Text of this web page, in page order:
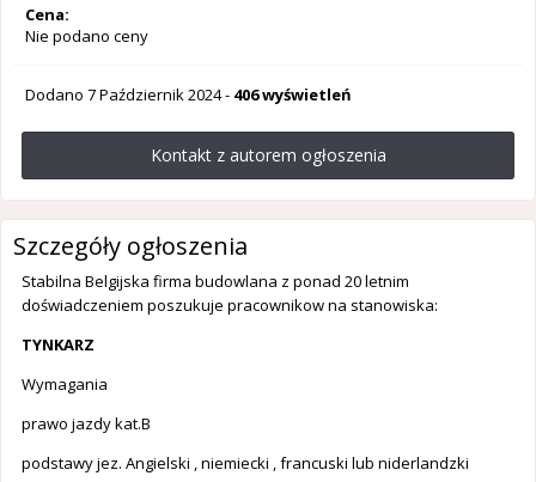
Cena:
Nie podano ceny
Dodano 7 Październik 2024- 406 wyświetleń
Kontakt z autorem ogłoszenia
Szczegóły ogłoszenia
Stabilna Belgijska firma budowlana z ponad 20 letnim
doświadczeniem poszukuje pracownikow na stanowiska:
TYNKARZ
Wymagania
prawo jazdy kat.B
podstawy jez. Angielski , niemiecki , francuski lub niderlandzki